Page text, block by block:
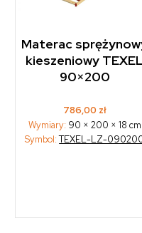
Materac
kieszeniowy TEXEL
90×200
786,00 zł
Wymiary: 90 × 200 × 18 cm
Symbol:TEXEL-LZ-